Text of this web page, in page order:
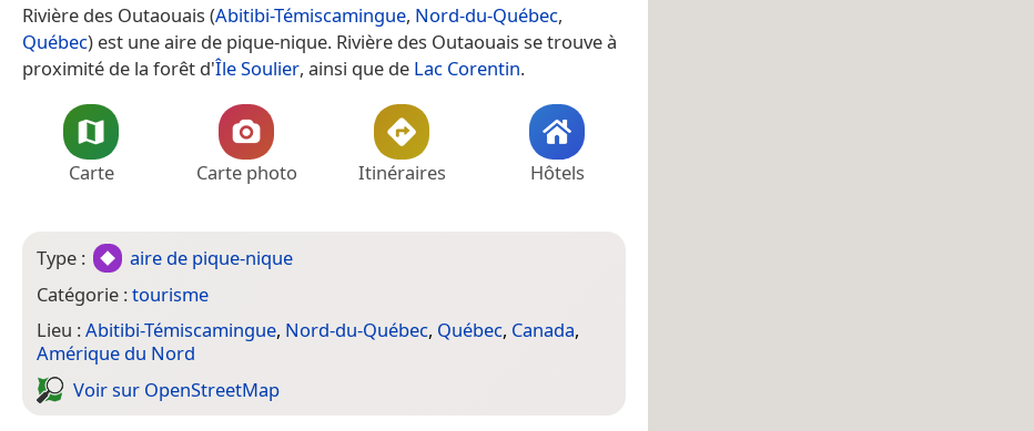
Rivière des Outaouais (Abitibi-Témiscamingue, Nord-du-Québec,
Québec) est une aire de pique-nique. Rivière des Outaouais se trouve à
proximité de la forêt d'Île Soulier, ainsi que de Lac Corentin.
Carte Carte photo Itinéraires Hôtels
Type :
aire de pique-nique
Catégorie :tourisme
Lieu :Abitibi-Témiscamingue, Nord-du-Québec, Québec, Canada,
Amérique du Nord
Voir sur Open­Street­Map